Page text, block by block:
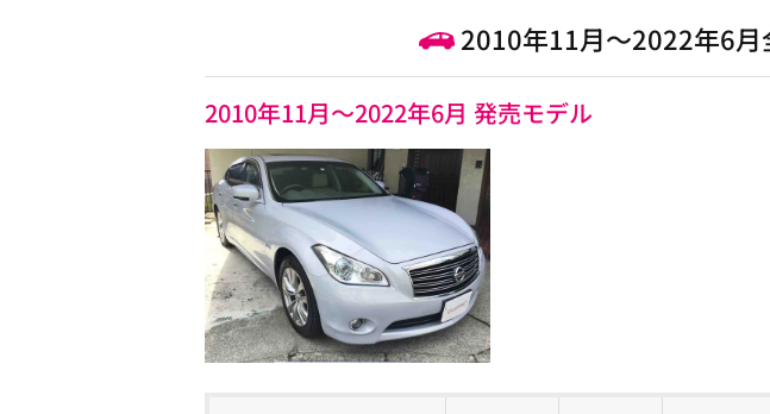
2010年11月～2022年6月
2010年11月～2022年6月 発売モデル